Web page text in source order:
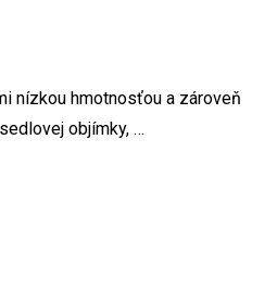
nízkou hmotnosťou a zároveň
objímky, …